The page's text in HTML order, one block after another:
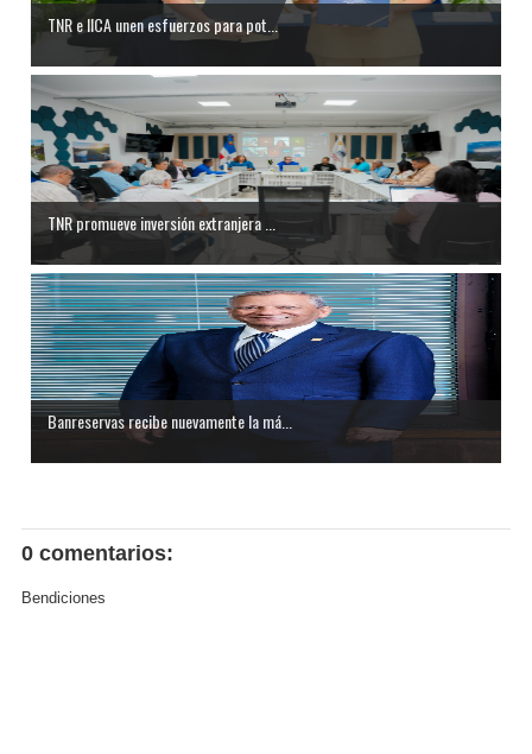
TNR e IICA unen esfuerzos para pot...
TNR promueve inversión extranjera ...
Banreservas recibe nuevamente la má...
0 comentarios:
Bendiciones